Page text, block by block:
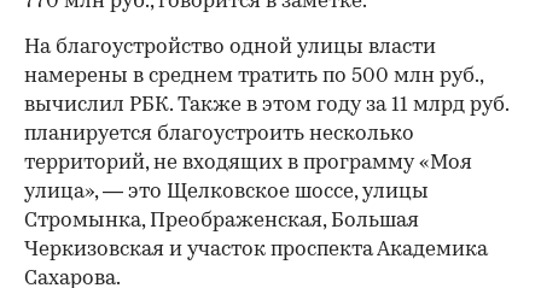
На благоустройство одной улицы власти
намерены в среднем тратить по 500 млн руб.,
вычислил РБК. Также в этом году за 11 млрд руб.
планируется благоустроить несколько
территорий, не входящих в программу «Моя
улица», — это Щелковское шоссе, улицы
Стромынка, Преображенская, Большая
Черкизовская и участок проспекта Академика
Сахарова.